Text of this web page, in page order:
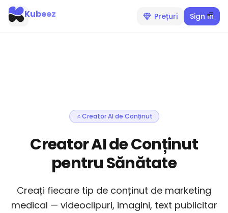
Prețuri Sign In
Kubeez
Creator AI de Conținut
Creator AI de Conținut
pentru Sănătate
Creați fiecare tip de conținut de marketing
medical — videoclipuri, imagini, text publicitar